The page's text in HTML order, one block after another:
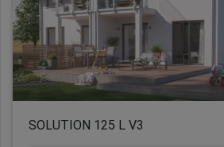
SOLUTION 125 L V3